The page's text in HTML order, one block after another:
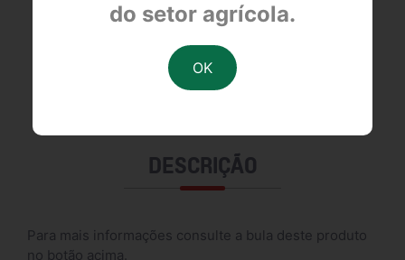
do setor agrícola.
BULA
FICHA DE EMERGÊNCIA
DESCRIÇÃO
Para mais informações consulte a bula deste produto
no botão acima.